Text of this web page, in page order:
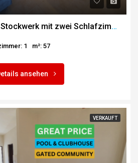
Möbliertes oberste Stockwerk mit zwei Schlafzimmern auf der Makadi
1
m²: 57
ansehen
VERKAUFT